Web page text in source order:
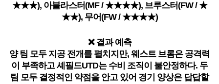
★★★), 아블라스터(MF / ★★★★), 브루스터(FW / ★
★★), 무어(FW / ★★★★)
❌ 결과 예측
양 팀 모두 지공 전개를 펼치지만, 웨스트 브롬은 공격력
이 부족하고 셰필드UTD는 수비 조직이 불안정하다. 두
팀 모두 결정적인 약점을 안고 있어 경기 양상은 답답할